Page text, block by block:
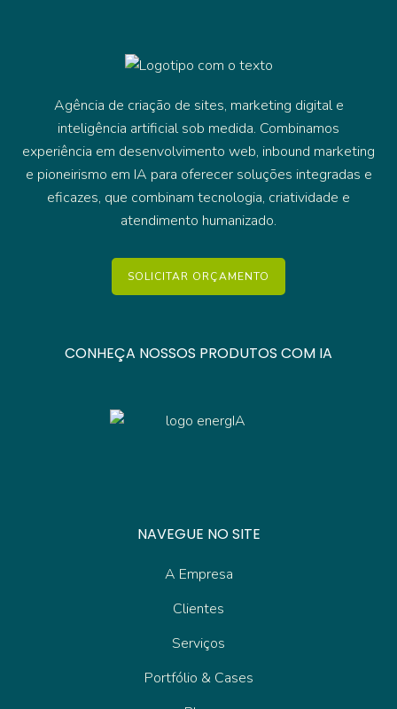
Agência de criação de sites, marketing digital e
inteligência artificial sob medida. Combinamos
experiência em desenvolvimento web, inbound marketing
e pioneirismo em IA para oferecer soluções integradas e
eficazes, que combinam tecnologia, criatividade e
atendimento humanizado.
SOLICITAR ORÇAMENTO
CONHEÇA NOSSOS PRODUTOS COM IA
NAVEGUE NO SITE
A Empresa
Clientes
Serviços
Portfólio & Cases